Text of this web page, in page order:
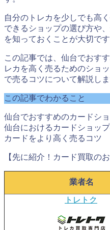
自分のトレカを少しでも高
できるショップの選び方や
を知っておくことが大切です
この記事では、仙台でおす
レカを高く売るためのショ
で売るコツについて解説しま
この記事でわかること
仙台でおすすめのカードシ
仙台におけるカードショッ
カードをより高く売るコツ
【先に紹介！カード買取の
業者名
トレトク